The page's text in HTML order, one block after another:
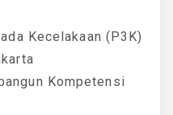
Kecelakaan (P3K)
Kompetensi